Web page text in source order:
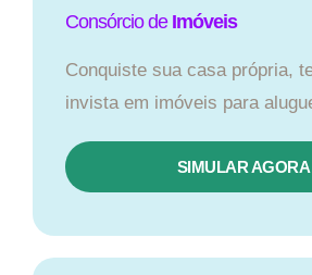
Consórcio de Imóveis
Conquiste sua casa própria,
invista em imóveis para
SIMULAR AGORA​